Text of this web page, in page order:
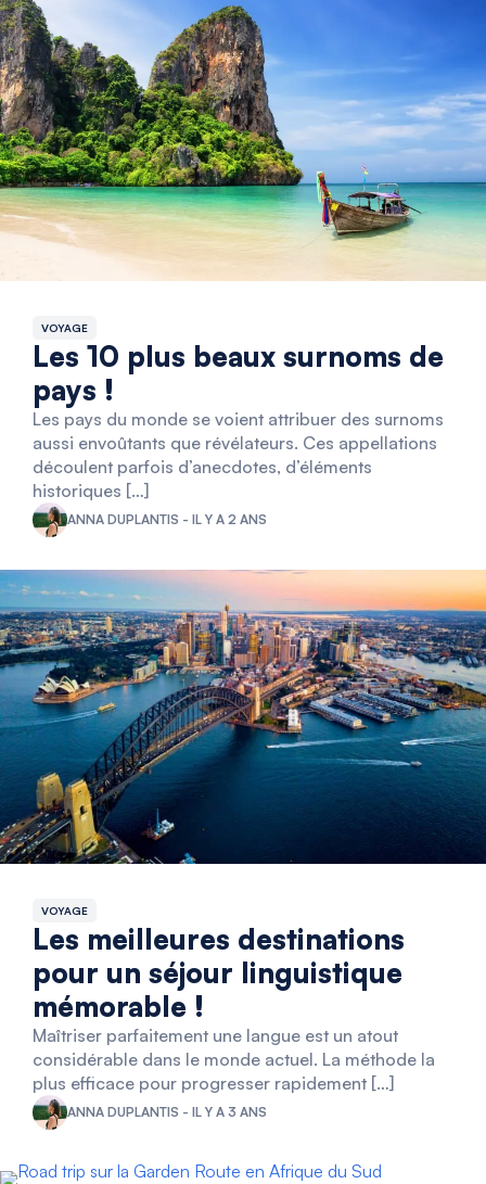
VOYAGE
Les 10 plus beaux surnoms de
pays !
Les pays du monde se voient attribuer des surnoms
aussi envoûtants que révélateurs. Ces appellations
découlent parfois d’anecdotes, d’éléments
historiques […]
ANNA DUPLANTIS - IL Y A 2 ANS
VOYAGE
Les meilleures destinations
pour un séjour linguistique
mémorable !
Maîtriser parfaitement une langue est un atout
considérable dans le monde actuel. La méthode la
plus efficace pour progresser rapidement […]
ANNA DUPLANTIS - IL Y A 3 ANS